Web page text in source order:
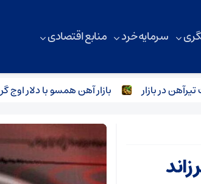
سرمایه خرد منابع اقتصادی
در بازار بازار آهن همسو با دلار اوج گرفت